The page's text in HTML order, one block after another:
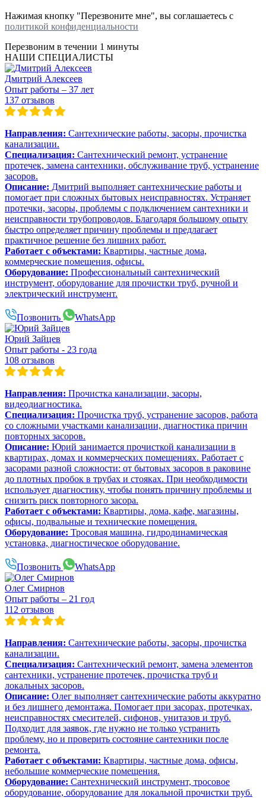
Нажимая кнопку "Перезвоните мне", вы соглашаетесь с
политикой конфиденциальности
Перезвоним в течении 1 минуты
НАШИ СПЕЦИАЛИСТЫ
Дмитрий Алексеев
Опыт работы – 37 лет
137 отзывов
Направления: Сантехнические работы, засоры, прочистка
канализации.
Специализация: Сантехнический ремонт, устранение
протечек, замена сантехники, обслуживание труб, устранение
засоров.
Описание: Дмитрий выполняет сантехнические работы и
помогает при сложных бытовых неисправностях. Устраняет
протечки, засоры, проблемы с подключением сантехники и
неисправности трубопроводов. Благодаря большому опыту
быстро определяет причину проблемы и предлагает
практичное решение без лишних работ.
Работает с объектами: Квартиры, частные дома,
коммерческие помещения, офисы.
Оборудование: Профессиональный сантехнический
инструмент, оборудование для прочистки труб, ручной и
электрический инструмент.
Позвонить WhatsApp
Юрий Зайцев
Опыт работы - 23 года
108 отзывов
Направления: Прочистка канализации, засоры,
видеодиагностика.
Специализация: Прочистка труб, устранение засоров, работа
со сложными участками канализации, диагностика причин
повторных засоров.
Описание: Юрий занимается прочисткой канализации в
квартирах, домах и коммерческих помещениях. Работает с
засорами разной сложности: от бытовых засоров в раковине
до плотных пробок в трубах и стояках. При необходимости
использует диагностику, чтобы понять причину проблемы и
снизить риск повторного засора.
Работает с объектами: Квартиры, дома, кафе, магазины,
офисы, подвальные и технические помещения.
Оборудование: Тросовая машина, гидродинамическая
установка, диагностическое оборудование.
Позвонить WhatsApp
Олег Смирнов
Опыт работы – 21 год
112 отзывов
Направления: Сантехнические работы, засоры, прочистка
канализации.
Специализация: Сантехнический ремонт, замена элементов
сантехники, устранение протечек, прочистка труб и
локальных засоров.
Описание: Олег выполняет сантехнические работы аккуратно
и без лишнего демонтажа. Помогает при засорах, протечках,
неисправностях смесителей, сифонов, унитазов и труб.
Подходит для заявок, где нужно не только устранить
проблему, но и проверить состояние сантехники после
ремонта.
Работает с объектами: Квартиры, частные дома, офисы,
небольшие коммерческие помещения.
Оборудование: Сантехнический инструмент, тросовое
оборудование, оборудование для локальной прочистки труб.